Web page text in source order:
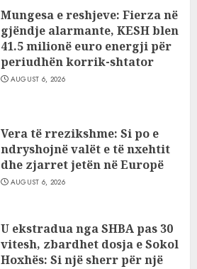
Mungesa e reshjeve: Fierza në
gjëndje alarmante, KESH blen
41.5 milionë euro energji për
periudhën korrik-shtator
AUGUST 6, 2026
Vera të rrezikshme: Si po e
ndryshojnë valët e të nxehtit
dhe zjarret jetën në Europë
AUGUST 6, 2026
U ekstradua nga SHBA pas 30
vitesh, zbardhet dosja e Sokol
Hoxhës: Si një sherr për një